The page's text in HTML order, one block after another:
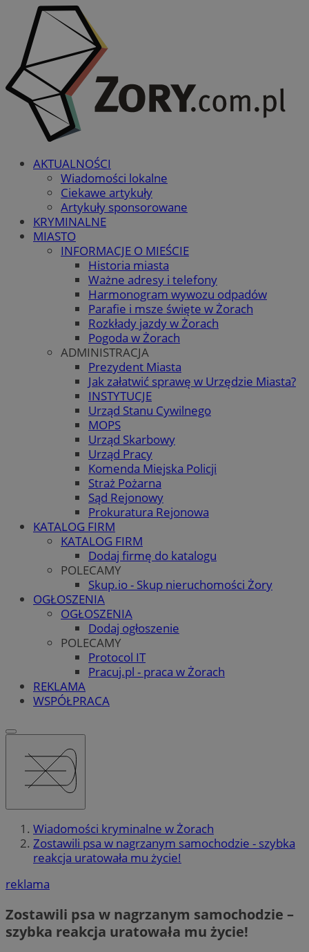
AKTUALNOŚCI
Wiadomości lokalne
Ciekawe artykuły
Artykuły sponsorowane
KRYMINALNE
MIASTO
INFORMACJE O MIEŚCIE
Historia miasta
Ważne adresy i telefony
Harmonogram wywozu odpadów
Parafie i msze święte w Żorach
Rozkłady jazdy w Żorach
Pogoda w Żorach
ADMINISTRACJA
Prezydent Miasta
Jak załatwić sprawę w Urzędzie Miasta?
INSTYTUCJE
Urząd Stanu Cywilnego
MOPS
Urząd Skarbowy
Urząd Pracy
Komenda Miejska Policji
Straż Pożarna
Sąd Rejonowy
Prokuratura Rejonowa
KATALOG FIRM
KATALOG FIRM
Dodaj firmę do katalogu
POLECAMY
Skup.io - Skup nieruchomości Żory
OGŁOSZENIA
OGŁOSZENIA
Dodaj ogłoszenie
POLECAMY
Protocol IT
Pracuj.pl - praca w Żorach
REKLAMA
WSPÓŁPRACA
Wiadomości kryminalne w Żorach
Zostawili psa w nagrzanym samochodzie - szybka
reakcja uratowała mu życie!
reklama
Zostawili psa w nagrzanym samochodzie –
szybka reakcja uratowała mu życie!